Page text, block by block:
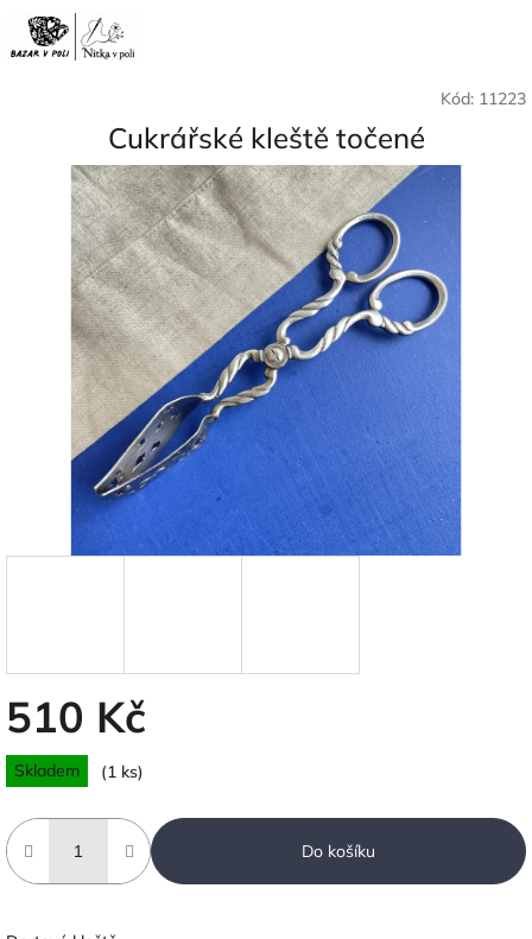
obsah
Kód: 11223
Cukrářské kleště točené
510 Kč
Měrná
cena:
Skladem (1 ks)
Do košíku